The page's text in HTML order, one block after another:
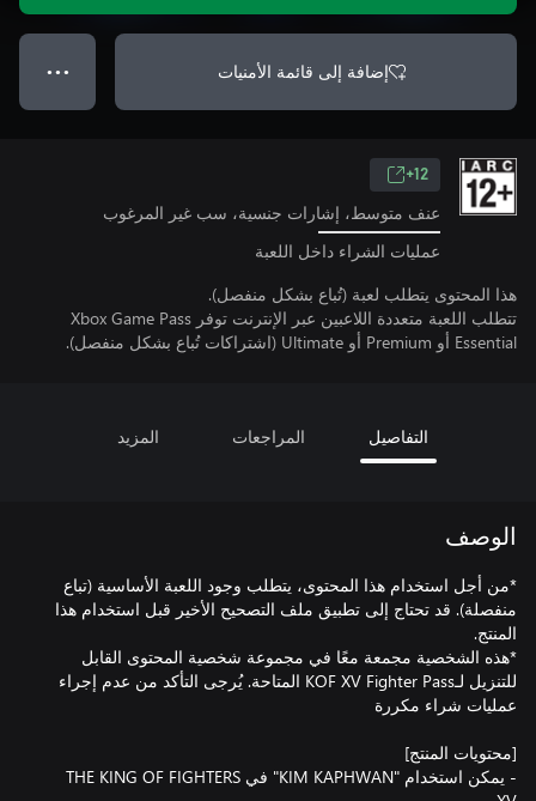
إضافة إلى قائمة الأمنيات ● ● ●
12+
عنف متوسط، إشارات جنسية، سب غير المرغوب
عمليات الشراء داخل اللعبة
هذا المحتوى يتطلب لعبة (تُباع بشكل منفصل).
تتطلب اللعبة متعددة اللاعبين عبر الإنترنت توفر Xbox Game Pass
Essential أو Premium أو Ultimate (اشتراكات تُباع بشكل منفصل).
التفاصيل المراجعات المزيد
الوصف
*من أجل استخدام هذا المحتوى، يتطلب وجود اللعبة الأساسية (تباع
منفصلة). قد تحتاج إلى تطبيق ملف التصحيح الأخير قبل استخدام هذا
*هذه الشخصية مجمعة معًا في مجموعة شخصية المحتوى القابل
للتنزيل لـKOF XV Fighter Pass المتاحة. يُرجى التأكد من عدم إجراء
- يمكن استخدام "KIM KAPHWAN" في THE KING OF FIGHTERS